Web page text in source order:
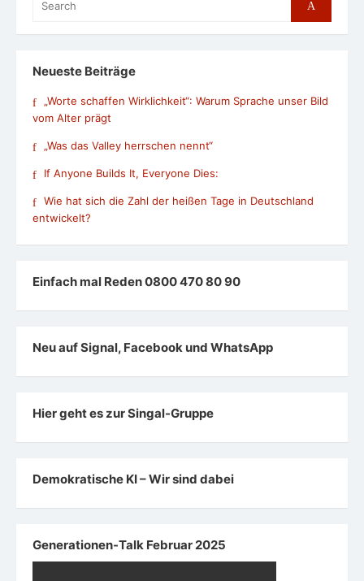
for:
Search
Neueste Beiträge
„Worte schaffen Wirklichkeit“: Warum Sprache unser Bild
vom Alter prägt
„Was das Valley herrschen nennt“
If Anyone Builds It, Everyone Dies:
Wie hat sich die Zahl der heißen Tage in Deutschland
entwickelt?
Einfach mal Reden 0800 470 80 90
Neu auf Signal, Facebook und WhatsApp
Hier geht es zur Singal-Gruppe
Demokratische KI – Wir sind dabei
Generationen-Talk Februar 2025